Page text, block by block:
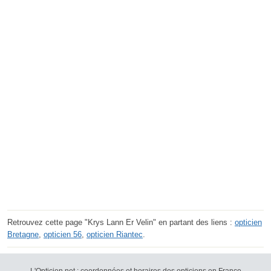
Retrouvez cette page "Krys Lann Er Velin" en partant des liens : opticien
Bretagne, opticien 56, opticien Riantec.